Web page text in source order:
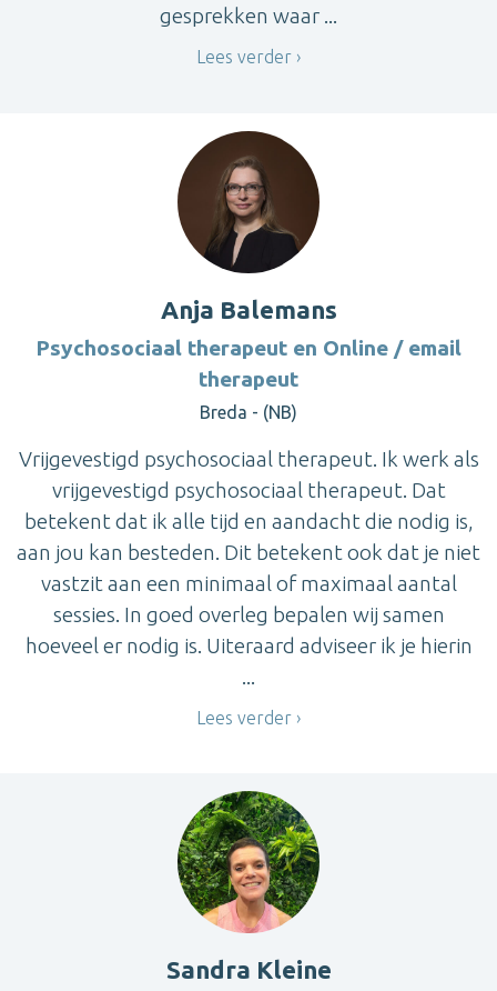
gesprekken waar ...
Lees verder
Anja Balemans
Psychosociaal therapeut en Online / email
therapeut
Breda - (NB)
Vrijgevestigd psychosociaal therapeut. Ik werk als
vrijgevestigd psychosociaal therapeut. Dat
betekent dat ik alle tijd en aandacht die nodig is,
aan jou kan besteden. Dit betekent ook dat je niet
vastzit aan een minimaal of maximaal aantal
sessies. In goed overleg bepalen wij samen
hoeveel er nodig is. Uiteraard adviseer ik je hierin
...
Lees verder
Sandra Kleine